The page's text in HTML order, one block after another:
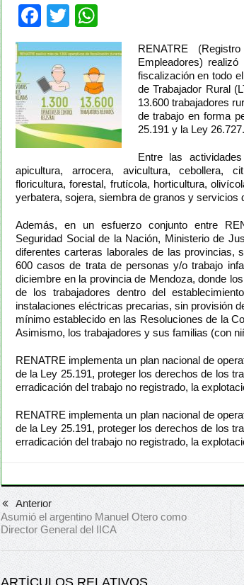
Facebook
Twitter
RENATRE
Empleadores)
fiscalización en todo
de Trabajador Rural
13.600 trabajadores
de trabajo en forma
25.191 y la Ley 26.727.
Entre las
apicultura, arrocera, avicultura, cebollera,
floricultura, forestal, frutícola, horticultura,
yerbatera, sojera, siembra de granos y servicios
Además, en un esfuerzo conjunto entre
Seguridad Social de la Nación, Ministerio de
diferentes carteras laborales de las provincias,
600 casos de trata de personas y/o trabajo
diciembre en la provincia de Mendoza, donde
de los trabajadores dentro del
instalaciones eléctricas precarias, sin provisión
mínimo establecido en las Resoluciones de la
Asimismo, los trabajadores y sus familias (con
RENATRE implementa un plan nacional de
de la Ley 25.191, proteger los derechos de los
erradicación del trabajo no registrado, la
RENATRE implementa un plan nacional de
de la Ley 25.191, proteger los derechos de los
erradicación del trabajo no registrado, la
Anterior
Asumió el argentino Manuel Otero como
Director General del IICA
ARTÍCULOS RELATIVOS